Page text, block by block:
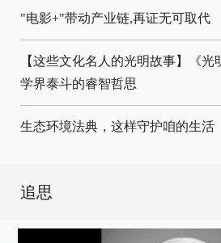
"电影+"带动产业链,再证无可取代
【这些文化名人的光明故事】《
学界泰斗的睿智哲思
生态环境法典，这样守护咱的生活
追思